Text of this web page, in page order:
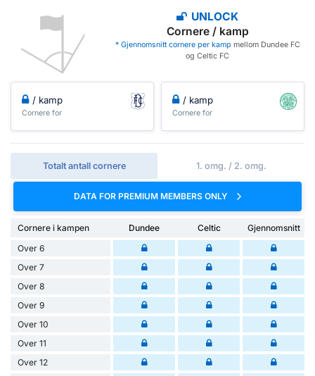
UNLOCK
Cornere / kamp
* Gjennomsnitt cornere per kamp mellom Dundee FC
og Celtic FC
/ kamp
Cornere for
/ kamp
Cornere for
Totalt antall cornere 1. omg. / 2. omg.
DATA FOR PREMIUM MEMBERS ONLY
Cornere i kampen Dundee Celtic
Gjennomsnitt
Over 6
Over 7
Over 8
Over 9
Over 10
Over 11
Over 12